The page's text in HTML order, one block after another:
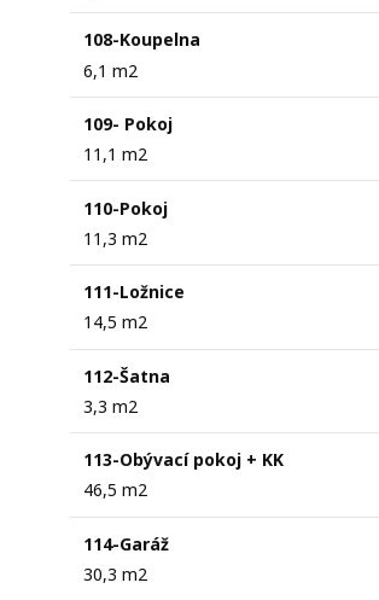
108-Koupelna
6,1 m2
109- Pokoj
11,1 m2
110-Pokoj
11,3 m2
111-Ložnice
14,5 m2
112-Šatna
3,3 m2
113-Obývací pokoj + KK
46,5 m2
114-Garáž
30,3 m2